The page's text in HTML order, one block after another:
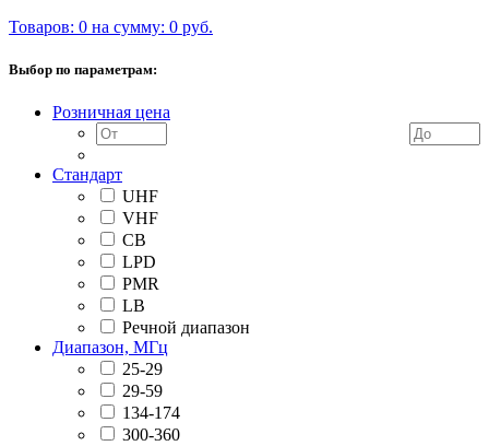
Товаров: 0 на сумму: 0 руб.
Выбор по параметрам:
Розничная цена
Стандарт
UHF
VHF
CB
LPD
PMR
LB
Речной диапазон
Диапазон, МГц
25-29
29-59
134-174
300-360